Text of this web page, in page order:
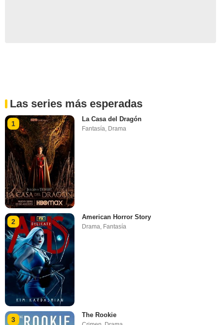
Las series más esperadas
1
La Casa del Dragón
Fantasía, Drama
2
American Horror Story
Drama, Fantasía
3
The Rookie